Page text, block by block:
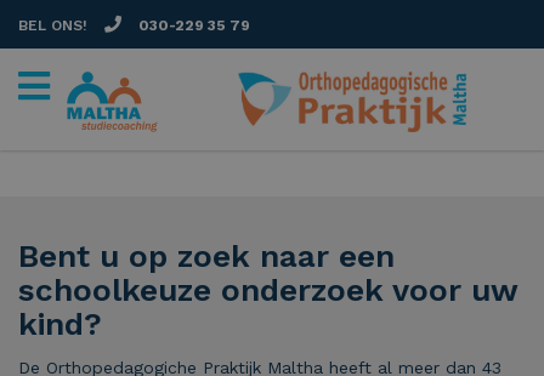
BEL ONS! 030-229 35 79
Bent u op zoek naar een
schoolkeuze onderzoek voor uw
kind?
De Orthopedagogiche Praktijk Maltha heeft al meer dan 43